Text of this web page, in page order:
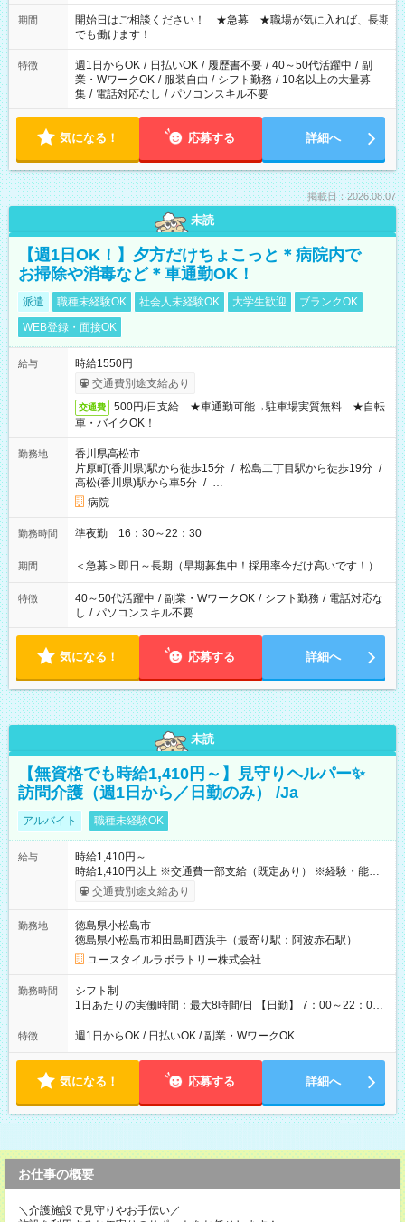
の場合、他のお仕事と合わせ週40時間超の就業はご案内できま
せん ※法令に基づき、週20時間以上勤務は社会保険への加入対
象となります ※労働者派遣法（日雇い派遣の原則禁止）によ
り、短時間・短期間の就業はご案内が難しい場合があります
期間
開始日はご相談ください！ ★急募 ★職場が気に入れば、長期
でも働けます！
特徴 週1日からOK / 日払いOK / 履歴書不要 / 40～50代活躍中 / 副
業・WワークOK / 服装自由 / シフト勤務 / 10名以上の大量募
集 / 電話対応なし / パソコンスキル不要
気になる！ 応募する 詳細へ
掲載日：2026.08.07
未読
【週1日OK！】夕方だけちょこっと＊病院内で
お掃除や消毒など＊車通勤OK！
派遣 職種未経験OK 社会人未経験OK 大学生歓迎
ブランクOK
WEB登録・面接OK
給与
時給1550円
交通費別途支給あり
交通費
500円/日支給 ★車通勤可能→駐車場実質無料 ★自転
車・バイクOK！
勤務地
香川県高松市
片原町(香川県)駅から徒歩15分 / 松島二丁目駅から徒歩19分 /
高松(香川県)駅から車5分 / …
病院
勤務時間 準夜勤 16：30～22：30
期間 ＜急募＞即日～長期（早期募集中！採用率今だけ高いです！）
特徴 40～50代活躍中 / 副業・WワークOK / シフト勤務 / 電話対応な
し / パソコンスキル不要
気になる！ 応募する 詳細へ
未読
【無資格でも時給1,410円～】見守りヘルパー✨
訪問介護（週1日から／日勤のみ） /Ja
アルバイト 職種未経験OK
給与
時給1,410円～
時給1,410円以上 ※交通費一部支給（既定あり） ※経験・能力を
考慮して決定します 【収入例】 週1回勤務の場合：1,410円×8時
間×4回=4万5,120円 週3回勤務の場合：1,410円×8時間×12回
5,600円 【試用期間】試用期間あり 試用期間の長さ：2ヶ月
※ 雇用形態と給与に、本採用時と異なる部分があります。 雇用
形態：本採用時と同じです。 給与：時給 1,050円以上
交通費別途支給あり
勤務地
徳島県小松島市
徳島県小松島市和田島町西浜手（最寄り駅：阿波赤石駅）
ユースタイルラボラトリー株式会社
勤務時間
シフト制
1日あたりの実働時間：最大8時間/日 【日勤】 7：00～22：00
の間で8時間勤務（休憩時間は法定通り） ※週1日～OK ／ 夜勤
なし ＊＊ 勤務時間例 ＊＊ ■8時から17時 ■9時から18時 ■10
定（毎週同じ曜日勤務）
特徴 週1日からOK / 日払いOK / 副業・WワークOK
気になる！ 応募する 詳細へ
お仕事の概要
＼介護施設で見守りやお手伝い／